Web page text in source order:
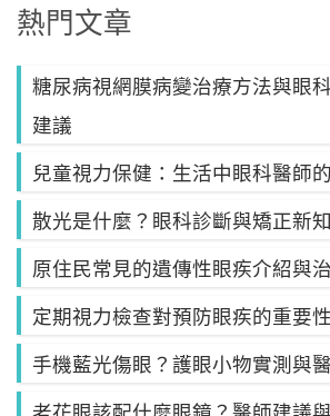
熱門文章
糖尿病視網膜病變治療方法與眼
建議
兒童視力保健：生活中眼科醫師
散光是什麼？眼科診斷與矯正新知
原住民常見的遺傳性眼疾介紹與
定期視力檢查對預防眼疾的重要性
手機藍光傷眼？護眼小物實測與